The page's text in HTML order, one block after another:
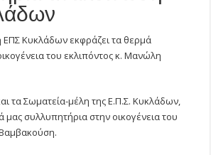
Κυκλάδων εκφράζει τα θερμά
του εκλιπόντος κ. Μανώλη
τα Σωματεία-μέλη της Ε.Π.Σ. Κυκλάδων,
συλλυπητήρια στην οικογένεια του